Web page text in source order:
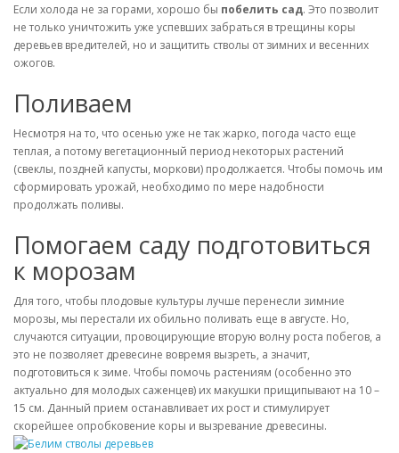
Если холода не за горами, хорошо бы побелить сад. Это позволит
не только уничтожить уже успевших забраться в трещины коры
деревьев вредителей, но и защитить стволы от зимних и весенних
ожогов.
Поливаем
Несмотря на то, что осенью уже не так жарко, погода часто еще
теплая, а потому вегетационный период некоторых растений
(свеклы, поздней капусты, моркови) продолжается. Чтобы помочь им
сформировать урожай, необходимо по мере надобности
продолжать поливы.
Помогаем саду подготовиться
к морозам
Для того, чтобы плодовые культуры лучше перенесли зимние
морозы, мы перестали их обильно поливать еще в августе. Но,
случаются ситуации, провоцирующие вторую волну роста побегов, а
это не позволяет древесине вовремя вызреть, а значит,
подготовиться к зиме. Чтобы помочь растениям (особенно это
актуально для молодых саженцев) их макушки прищипывают на 10 –
15 см. Данный прием останавливает их рост и стимулирует
скорейшее опробковение коры и вызревание древесины.